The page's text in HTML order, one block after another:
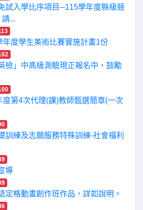
試入學比序項目─115學年度縣級競
...
年度學生美術比賽實施計畫1份
檢」中高級測驗現正報名中，鼓勵
度第4次代理(課)教師甄選簡章(一次
訓練及志願服務特殊訓練-社會福利
導
定格動畫創作班作品，詳如說明。